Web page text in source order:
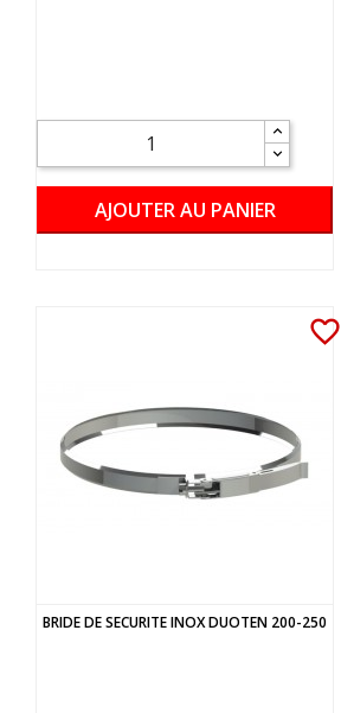
AJOUTER AU PANIER
favorite_border
BRIDE DE SECURITE INOX DUOTEN 200-250